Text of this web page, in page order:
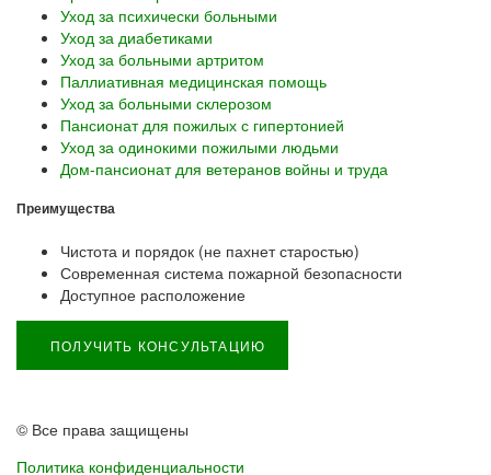
Уход за психически больными
Уход за диабетиками
Уход за больными артритом
Паллиативная медицинская помощь
Уход за больными склерозом
Пансионат для пожилых с гипертонией
Уход за одинокими пожилыми людьми
Дом-пансионат для ветеранов войны и труда
Преимущества
Чистота и порядок (не пахнет старостью)
Современная система пожарной безопасности
Доступное расположение
ПОЛУЧИТЬ КОНСУЛЬТАЦИЮ
© Все права защищены
Политика конфиденциальности